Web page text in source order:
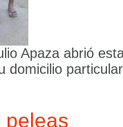
Apaza abrió
domicilio
peleas